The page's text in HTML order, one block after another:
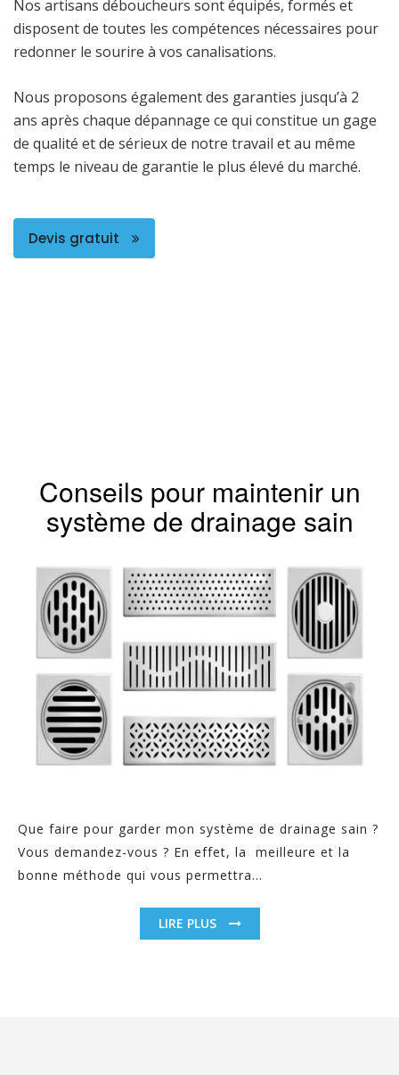
Nos artisans déboucheurs sont équipés, formés et
disposent de toutes les compétences nécessaires pour
redonner le sourire à vos canalisations.
Nous proposons également des garanties jusqu’à 2
ans après chaque dépannage ce qui constitue un gage
de qualité et de sérieux de notre travail et au même
temps le niveau de garantie le plus élevé du marché.
Devis gratuit
Conseils pour maintenir un
système de drainage sain
Que faire pour garder mon système de drainage sain ?
Vous demandez-vous ? En effet, la meilleure et la
bonne méthode qui vous permettra...
LIRE PLUS